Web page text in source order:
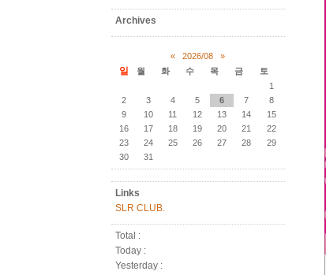
Archives
« 2026/08 »
일 월 화 수 목 금
토
1
2
3 4 5 6 7
8
9
10 11 12 13 14
15
16
17 18 19 20 21
22
23
24 25 26 27 28
29
30
31
Links
SLR CLUB.
Total :
Today :
Yesterday :